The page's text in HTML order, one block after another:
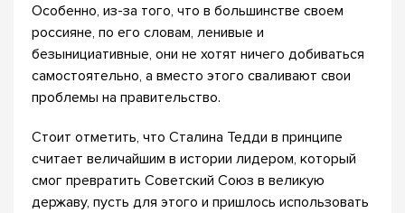
Особенно, из-за того, что в большинстве своем
россияне, по его словам, ленивые и
безынициативные, они не хотят ничего добиваться
самостоятельно, а вместо этого сваливают свои
проблемы на правительство.
Стоит отметить, что Сталина Тедди в принципе
считает величайшим в истории лидером, который
смог превратить Советский Союз в великую
державу, пусть для этого и пришлось использовать